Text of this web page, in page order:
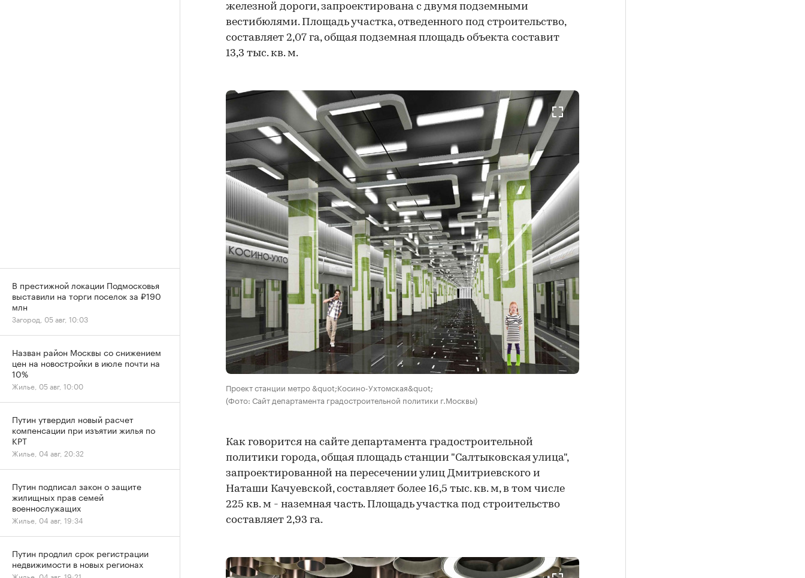
железной дороги, запроектирована с двумя подземными
вестибюлями. Площадь участка, отведенного под строительство,
составляет 2,07 га, общая подземная площадь объекта составит
13,3 тыс. кв. м.
Проект станции метро &quot;Косино-Ухтомская&quot;
(Фото: Сайт департамента градостроительной политики г.Москвы)
Как говорится на сайте департамента градостроительной
политики города, общая площадь станции "Салтыковская улица",
запроектированной на пересечении улиц Дмитриевского и
Наташи Качуевской, составляет более 16,5 тыс. кв. м, в том числе
225 кв. м - наземная часть. Площадь участка под строительство
составляет 2,93 га.
В престижной локации Подмосковья
выставили на торги поселок за ₽190
млн
Загород, 05 авг, 10:03
Назван район Москвы со снижением
цен на новостройки в июле почти на
10%
Жилье, 05 авг, 10:00
Путин утвердил новый расчет
компенсации при изъятии жилья по
КРТ
Жилье, 04 авг, 20:32
Путин подписал закон о защите
жилищных прав семей
военнослужащих
Жилье, 04 авг, 19:34
Путин продлил срок регистрации
недвижимости в новых регионах